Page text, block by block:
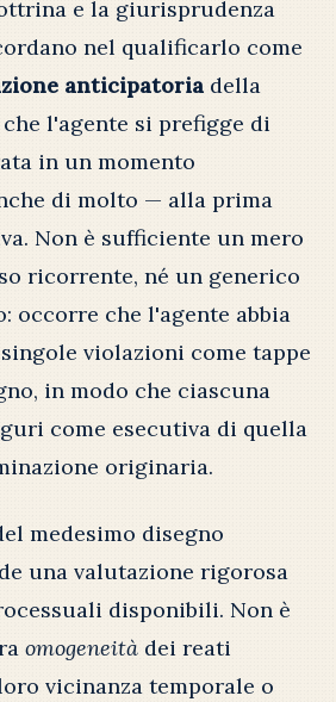
e la giurisprudenza
nel qualificarlo come
anticipatoria della
l'agente si prefigge di
in un momento
di molto — alla prima
Non è sufficiente un mero
ricorrente, né un generico
occorre che l'agente abbia
violazioni come tappe
in modo che ciascuna
come esecutiva di quella
originaria.
medesimo disegno
una valutazione rigorosa
disponibili. Non è
omogeneità dei reati
vicinanza temporale o